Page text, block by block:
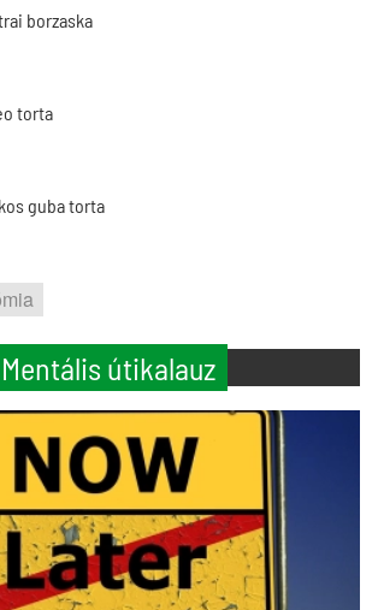
borzaska
torta
guba torta
Mentális útikalauz